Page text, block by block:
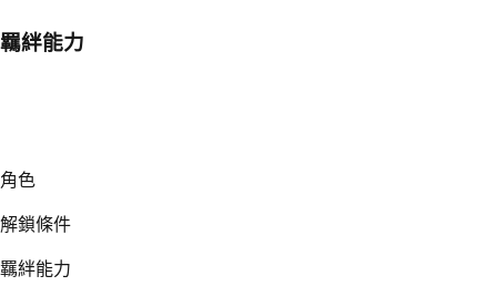
羈絆能力
角色
解鎖條件
羈絆能力